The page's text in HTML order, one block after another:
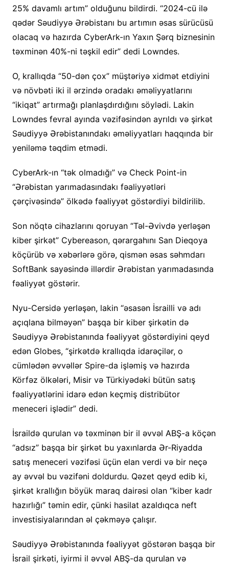
25% davamlı artım” olduğunu bildirdi. “2024-cü ilə
qədər Səudiyyə Ərəbistanı bu artımın əsas sürücüsü
olacaq və hazırda CyberArk-ın Yaxın Şərq biznesinin
təxminən 40%-ni təşkil edir” dedi Lowndes.
O, krallıqda “50-dən çox” müştəriyə xidmət etdiyini
və növbəti iki il ərzində oradakı əməliyyatlarını
“ikiqat” artırmağı planlaşdırdığını söylədi. Lakin
Lowndes fevral ayında vəzifəsindən ayrıldı və şirkət
Səudiyyə Ərəbistanındakı əməliyyatları haqqında bir
yeniləmə təqdim etmədi.
CyberArk-ın “tək olmadığı” və Check Point-in
“Ərəbistan yarımadasındakı fəaliyyətləri
çərçivəsində” ölkədə fəaliyyət göstərdiyi bildirilib.
Son nöqtə cihazlarını qoruyan “Təl-Əvivdə yerləşən
kiber şirkət” Cybereason, qərargahını San Dieqoya
köçürüb və xəbərlərə görə, qismən əsas səhmdarı
SoftBank sayəsində illərdir Ərəbistan yarımadasında
fəaliyyət göstərir.
Nyu-Cersidə yerləşən, lakin “əsasən İsrailli və adı
açıqlana bilməyən” başqa bir kiber şirkətin də
Səudiyyə Ərəbistanında fəaliyyət göstərdiyini qeyd
edən Globes, “şirkətdə krallıqda idarəçilər, o
cümlədən əvvəllər Spire-da işləmiş və hazırda
Körfəz ölkələri, Misir və Türkiyədəki bütün satış
fəaliyyətlərini idarə edən keçmiş distribütor
meneceri işlədir” dedi.
İsraildə qurulan və təxminən bir il əvvəl ABŞ-a köçən
“adsız” başqa bir şirkət bu yaxınlarda Ər-Riyadda
satış meneceri vəzifəsi üçün elan verdi və bir neçə
ay əvvəl bu vəzifəni doldurdu. Qəzet qeyd edib ki,
şirkət krallığın böyük maraq dairəsi olan “kiber kadr
hazırlığı” təmin edir, çünki hasilat azaldıqca neft
investisiyalarından əl çəkməyə çalışır.
Səudiyyə Ərəbistanında fəaliyyət göstərən başqa bir
İsrail şirkəti, iyirmi il əvvəl ABŞ-da qurulan və